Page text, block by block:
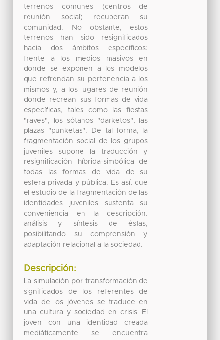
terrenos comunes (centros de
reunión social) recuperan su
comunidad. No obstante, estos
terrenos han sido resignificados
hacia dos ámbitos específicos:
frente a los medios masivos en
donde se exponen a los modelos
que refrendan su pertenencia a los
mismos y, a los lugares de reunión
donde recrean sus formas de vida
específicas, tales como las fiestas
"raves", los sótanos "darketos", las
plazas "punketas". De tal forma, la
fragmentación social de los grupos
juveniles supone la traducción y
resignificación híbrida-simbólica de
todas las formas de vida de su
esfera privada y pública. Es así, que
el estudio de la fragmentación de las
identidades juveniles sustenta su
conveniencia en la descripción,
análisis y síntesis de éstas,
posibilitando su comprensión y
adaptación relacional a la sociedad.
Descripción:
La simulación por transformación de
significados de los referentes de
vida de los jóvenes se traduce en
una cultura y sociedad en crisis. El
joven con una identidad creada
mediáticamente se encuentra